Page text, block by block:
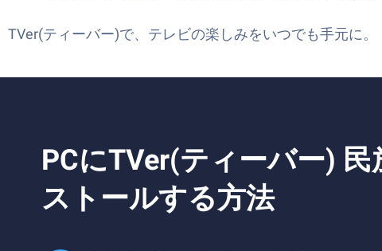
TVer(ティーバー)で、テレビの楽しみをいつでも手元に。
PCにTVer(ティーバー)
ストールする方法